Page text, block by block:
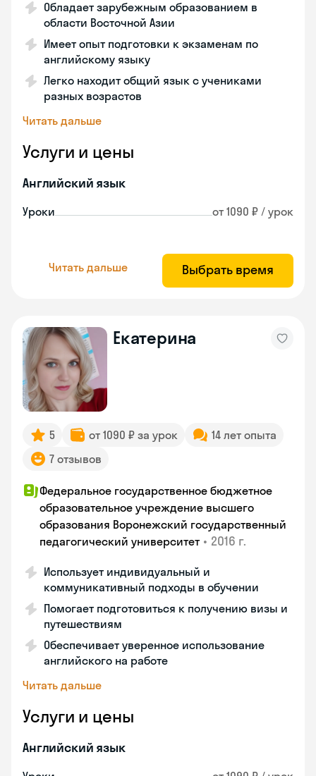
Обладает зарубежным образованием в
области Восточной Азии
Имеет опыт подготовки к экзаменам по
английскому языку
Легко находит общий язык с учениками
разных возрастов
Читать дальше
Услуги и цены
Английский язык
Уроки от 1090 ₽ / урок
Читать дальше Выбрать время
Екатерина
5 от 1090 ₽ за урок
14 лет опыта
7 отзывов
Федеральное государственное бюджетное
образовательное учреждение высшего
образования Воронежский государственный
педагогический университет • 2016 г.
Использует индивидуальный и
коммуникативный подходы в обучении
Помогает подготовиться к получению визы и
путешествиям
Обеспечивает уверенное использование
английского на работе
Читать дальше
Услуги и цены
Английский язык